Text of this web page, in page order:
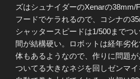
ズはシュナイダーのXenarの38mm/
フードでケラれるので、コシナの
シャッタースピードは1/500までつ
間が結構硬い。ロボットは経年劣
体もあるようなので、作りに問題
ついてる大きなネジを回しゼンマ